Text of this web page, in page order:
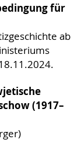
für
ab
(1917–